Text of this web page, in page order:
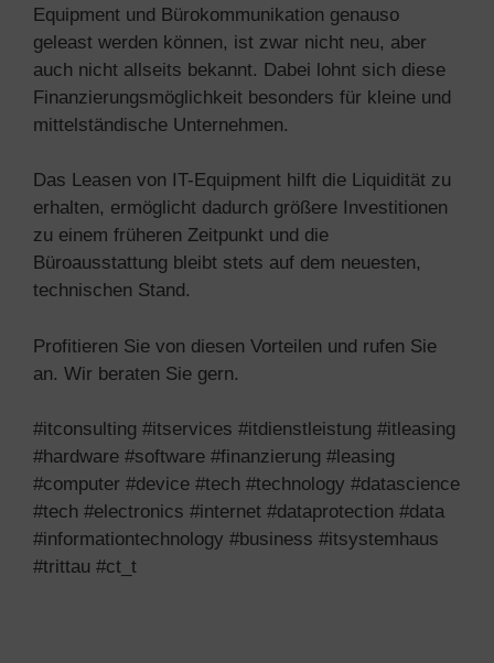
Equipment und Bürokommunikation genauso
geleast werden können, ist zwar nicht neu, aber
auch nicht allseits bekannt. Dabei lohnt sich diese
Finanzierungsmöglichkeit besonders für kleine und
mittelständische Unternehmen.
Das Leasen von IT-Equipment hilft die Liquidität zu
erhalten, ermöglicht dadurch größere Investitionen
zu einem früheren Zeitpunkt und die
Büroausstattung bleibt stets auf dem neuesten,
technischen Stand.
Profitieren Sie von diesen Vorteilen und rufen Sie
an. Wir beraten Sie gern.
#itconsulting #itservices #itdienstleistung #itleasing
#hardware #software #finanzierung #leasing
#computer #device #tech #technology #datascience
#tech #electronics #internet #dataprotection #data
#informationtechnology #business #itsystemhaus
#trittau #ct_t